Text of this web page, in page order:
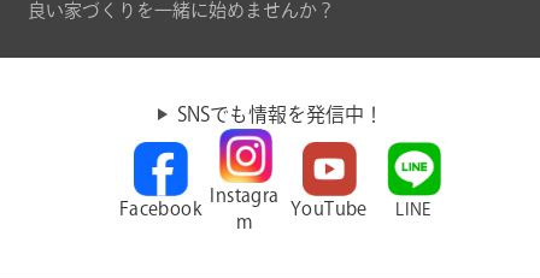
良い家づくりを一緒に始めませんか？
SNSでも情報を発信中！
Facebook
Instagra
m
YouTube LINE